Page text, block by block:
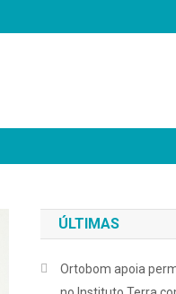
ÚLTIMAS
Ortobom apoia